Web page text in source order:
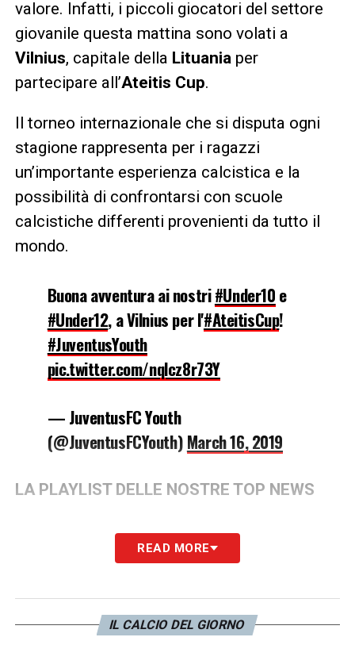
valore. Infatti, i piccoli giocatori del settore
giovanile questa mattina sono volati a
Vilnius, capitale della Lituania per
partecipare all’Ateitis Cup.
Il torneo internazionale che si disputa ogni
stagione rappresenta per i ragazzi
un’importante esperienza calcistica e la
possibilità di confrontarsi con scuole
calcistiche differenti provenienti da tutto il
mondo.
Buona avventura ai nostri#Under10e
#Under12, a Vilnius per l'#AteitisCup!
#JuventusYouth
pic.twitter.com/nqlcz8r73Y
— JuventusFC Youth
(@JuventusFCYouth)March 16, 2019
LA PLAYLIST DELLE NOSTRE TOP NEWS
READ MORE
IL CALCIO DEL GIORNO